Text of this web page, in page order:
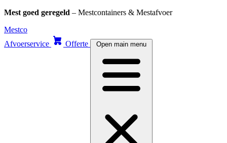
Mest goed geregeld – Mestcontainers & Mestafvoer
Skip
content
Mestco
Afvoerservice
Offerte Open main menu